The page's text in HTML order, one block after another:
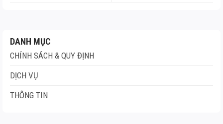
DANH MỤC
CHÍNH SÁCH & QUY ĐỊNH
DỊCH VỤ
THÔNG TIN